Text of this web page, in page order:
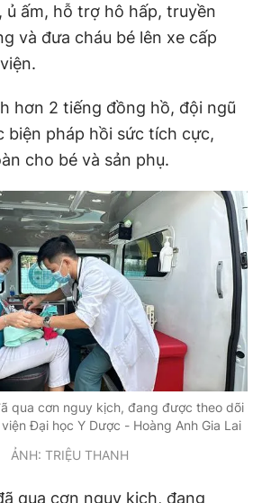
ủ ấm, hỗ trợ hô hấp, truyền
và đưa cháu bé lên xe cấp
hơn 2 tiếng đồng hồ, đội ngũ
biện pháp hồi sức tích cực,
cho bé và sản phụ.
qua cơn nguy kịch, đang được theo dõi
Đại học Y Dược - Hoàng Anh Gia Lai
ẢNH: TRIỆU THANH
qua cơn nguy kịch, đang